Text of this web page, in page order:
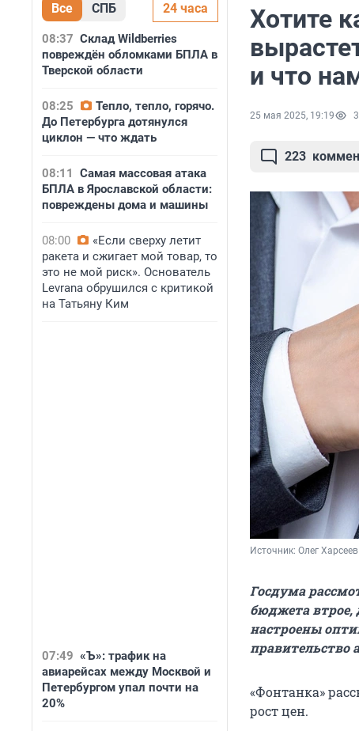
Все СПБ 24 часа
08:37 Склад Wildberries
повреждён обломками БПЛА в
Тверской области
08:25
Тепло, тепло, горячо.
До Петербурга дотянулся
циклон — что ждать
08:11
Самая массовая атака
БПЛА в Ярославской области:
повреждены дома и машины
08:00
«Если сверху летит
ракета и сжигает мой товар, то
это не мой риск». Основатель
Levrana обрушился с критикой
на Татьяну Ким
07:49 «Ъ»: трафик на
авиарейсах между Москвой и
Петербургом упал почти на
20%
Хотите
и что
25 мая 2025, 19:19
223
Источник: Олег
Госдума
бюджета втрое,
настроены
правительство
«Фонтанка»
рост цен.